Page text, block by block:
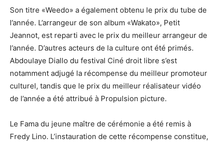
Son titre «Weedo» a également obtenu le prix du tube de
l’année. L’arrangeur de son album «Wakato», Petit
Jeannot, est reparti avec le prix du meilleur arrangeur de
l’année. D’autres acteurs de la culture ont été primés.
Abdoulaye Diallo du festival Ciné droit libre s’est
notamment adjugé la récompense du meilleur promoteur
culturel, tandis que le prix du meilleur réalisateur vidéo
de l’année a été attribué à Propulsion picture.
Le Fama du jeune maître de cérémonie a été remis à
Fredy Lino. L’instauration de cette récompense constitue,